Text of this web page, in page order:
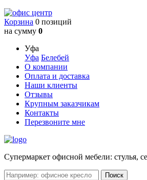
Корзина 0 позиций
на сумму 0
Уфа
Уфа Белебей
О компании
Оплата и доставка
Наши клиенты
Отзывы
Крупным заказчикам
Контакты
Перезвоните мне
Cупермаркет офисной мебели: стулья,